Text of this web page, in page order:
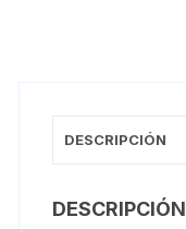
DESCRIPCIÓN
DESCRIPCIÓN